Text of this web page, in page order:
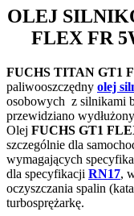
OLEJ
FLEX FR
FUCHS TITAN GT1
paliwooszczędny olej
osobowych z silnikami
przewidziano
Olej FUCHS GT1
szczególnie dla
wymagających
dla specyfikacji RN17,
oczyszczania spalin
turbosprężarkę.